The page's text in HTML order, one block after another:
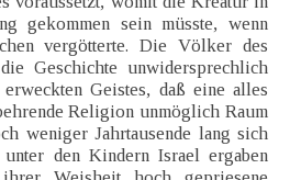
gekommen sein müsste, wenn
vergötterte. Die Völker des
Geschichte unwidersprechlich
Geistes, daß eine alles
Religion unmöglich Raum
weniger Jahrtausende lang sich
den Kindern Israel ergaben